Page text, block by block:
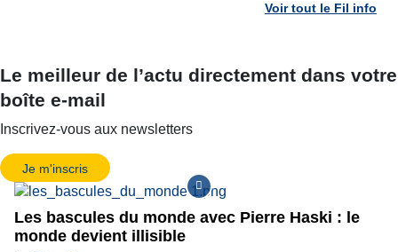
Voir tout le Fil info
Le meilleur de l’actu directement dans votre
boîte e-mail
Inscrivez-vous aux newsletters
Je m'inscris
Les bascules du monde avec Pierre Haski : le
monde devient illisible